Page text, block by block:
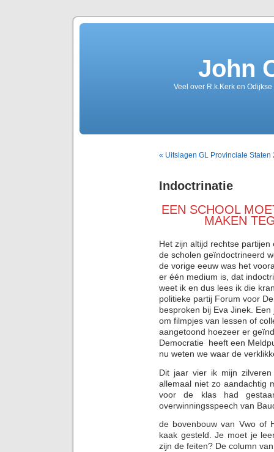
John
Veel over R.k.Kerk en
« Uitslagen GL Provinciale Staten
Indoctrinatie
EEN SCHOOL
MAKEN
Het zijn altijd rechtse
de scholen geïndoctrineerd
de vorige eeuw was het
er één medium is, dat
weet ik en dus lees ik die
politieke partij Forum voor
besproken bij Eva Jinek.
om filmpjes van lessen of
aangetoond hoezeer er
Democratie heeft een
nu weten we waar de
Dit jaar vier ik mijn
allemaal niet zo aandachtig
voor de klas had
overwinningsspeech van
de bovenbouw van Vwo of
kaak gesteld. Je moet je
zijn de feiten? De column